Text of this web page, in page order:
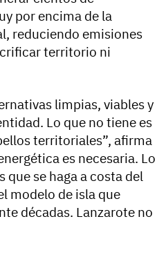
por encima de la
reduciendo emisiones
territorio ni
limpias, viables y
Lo que no tiene es
territoriales”, afirma
es necesaria. Lo
que se haga a costa del
modelo de isla que
décadas. Lanzarote no